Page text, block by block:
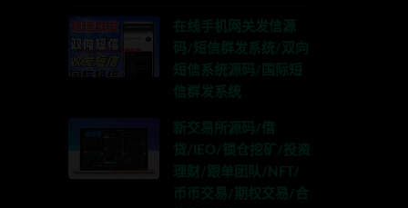
在线手机网关发信源
码/短信群发系统/双向
短信系统源码/国际短
信群发系统
新交易所源码/借
贷/IEO/锁仓挖矿/投资
理财/跟单团队/NFT/
币币交易/期权交易/合